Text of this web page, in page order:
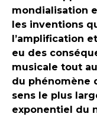
mondialisation
les inventions
l’amplification
eu des
musicale tout
du phénomène
sens le plus
exponentiel du